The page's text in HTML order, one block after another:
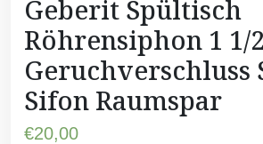
Geberit Spültisch
Röhrensiphon 1 1/
Geruchverschluss
Sifon Raumspar
€20,00